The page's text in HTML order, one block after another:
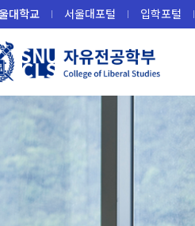
대학교 서울대포털 입학포털